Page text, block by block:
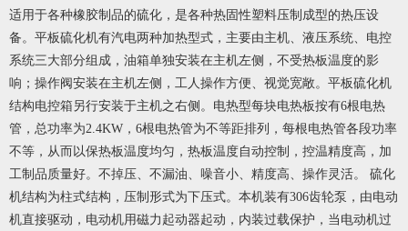
适用于各种橡胶制品的硫化，是各种热固性塑料压制成型的热压设
备。平板硫化机有汽电两种加热型式，主要由主机、液压系统、电控
系统三大部分组成，油箱单独安装在主机左侧，不受热板温度的影
响；操作阀安装在主机左侧，工人操作方便、视觉宽敞。平板硫化机
结构电控箱另行安装于主机之右侧。电热型每块电热板按有6根电热
管，总功率为2.4KW，6根电热管为不等距排列，每根电热管各段功率
不等，从而以保热板温度均匀，热板温度自动控制，控温精度高，加
工制品质量好。不掉压、不漏油、噪音小、精度高、操作灵活。 硫化
机结构为柱式结构，压制形式为下压式。本机装有306齿轮泵，由电动
机直接驱动，电动机用磁力起动器起动，内装过载保护，当电动机过